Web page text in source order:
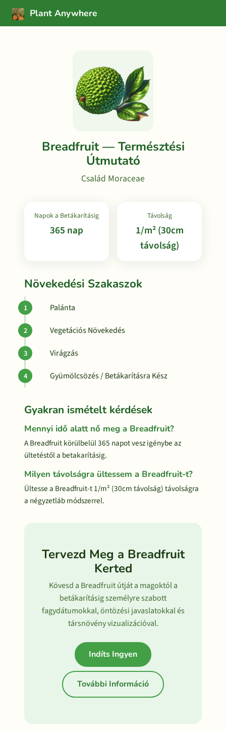
Plant Anywhere
Breadfruit — Természtési
Útmutató
Család Moraceae
Napok a Betákarításig
365 nap
Távolság
1/m² (30cm
távolság)
Növekedési Szakaszok
Palánta
Vegetációs Növekedés
Virágzás
Gyümölcsözés / Betákarításra Kész
Gyakran ismételt kérdések
Mennyi idő alatt nő meg a Breadfruit?
A Breadfruit körülbelül 365 napot vesz igénybe az
ültetéstől a betakarításig.
Milyen távolságra ültessem a Breadfruit-t?
Ültesse a Breadfruit-t 1/m² (30cm távolság) távolságra
a négyzetláb módszerrel.
Tervezd Meg a Breadfruit
Kerted
Kövesd a Breadfruit útját a magoktól a
betákarításig személyre szabott
fagydátumokkal, öntözési javaslatokkal és
társnövény vizualizációval.
Indíts Ingyen
További Információ